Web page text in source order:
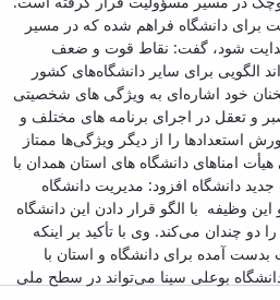
برای دانشگاه فراهم شده که در مسیر
هدایت شود، گفت: نقاط قوت و ضعف
الگویی برای سایر دانشگاه‌های کشور
خود اشاره‌ای به ویژگی‌ های شخصیتی
و تعقل در اجرای برنامه ‌های مختلف و
استعدادها را از دیگر ویژگی‌ها ممتاز
امناهای دانشگاه ‌های استان همدان با
دانشگاه افزود: مدیریت دانشگاه
وظیفه با الگو قرار دادن این دانشگاه
دو چندان می‌کند. وی با تأکید بر اینکه
آمده برای دانشگاه و استان با
بوعلی سینا می‌تواند در سطح ملی